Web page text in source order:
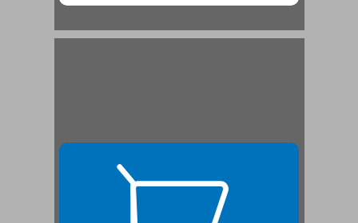
מעמדה הדתי של ארץ-ישראל ... 19